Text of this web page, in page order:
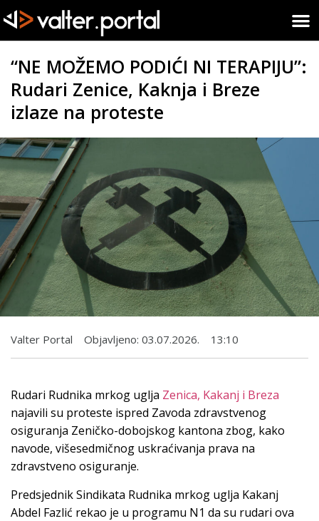
“NE MOŽEMO PODIĆI NI TERAPIJU”:
Rudari Zenice, Kaknja i Breze
izlaze na proteste
Valter Portal Objavljeno: 03.07.2026. 13:10
Rudari Rudnika mrkog uglja Zenica, Kakanj i Breza
najavili su proteste ispred Zavoda zdravstvenog
osiguranja Zeničko-dobojskog kantona zbog, kako
navode, višesedmičnog uskraćivanja prava na
zdravstveno osiguranje.
Predsjednik Sindikata Rudnika mrkog uglja Kakanj
Abdel Fazlić rekao je u programu N1 da su rudari ova